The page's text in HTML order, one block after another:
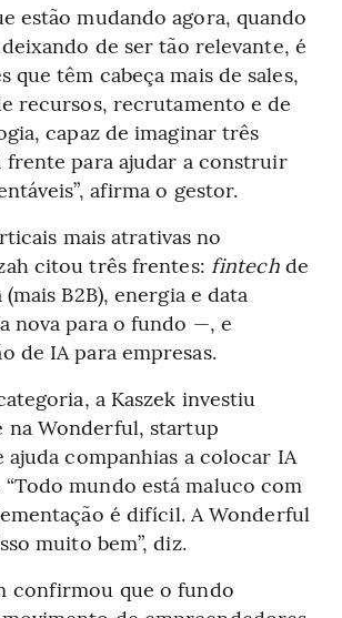
estão mudando agora, quando
de ser tão relevante, é
que têm cabeça mais de sales,
recursos, recrutamento e de
capaz de imaginar três
frente para ajudar a construir
afirma o gestor.
mais atrativas no
citou três frentes: fintechde
B2B), energia e data
nova para o fundo —, e
de IA para empresas.
a Kaszek investiu
na Wonderful, startup
ajuda companhias a colocar IA
mundo está maluco com
é difícil. A Wonderful
muito bem”, diz.
confirmou que o fundo